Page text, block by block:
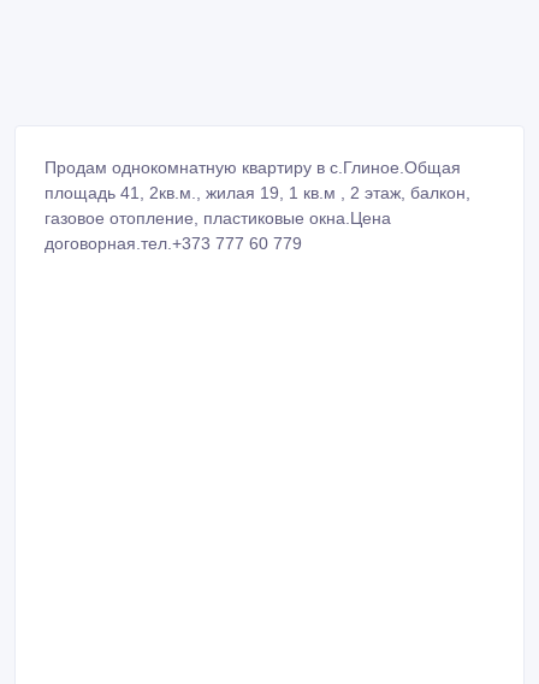
Продам однокомнатную квартиру в с.Глиное.Общая
площадь 41, 2кв.м., жилая 19, 1 кв.м , 2 этаж, балкон,
газовое отопление, пластиковые окна.Цена
договорная.тел.+373 777 60 779